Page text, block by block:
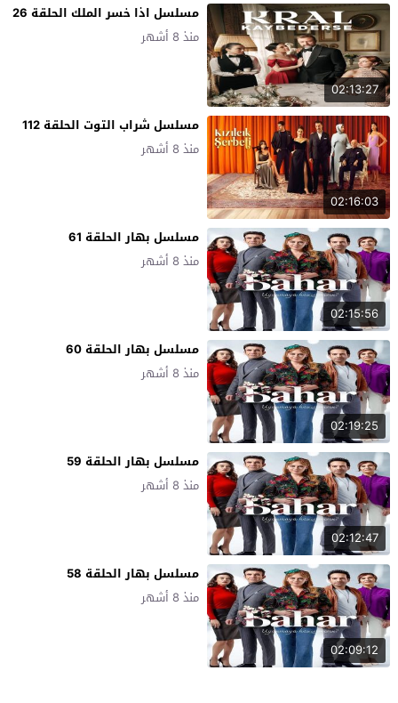
02:13:27
مسلسل اذا خسر الملك الحلقة 26
منذ 8 أشهر
02:16:03
مسلسل شراب التوت الحلقة 112
منذ 8 أشهر
02:15:56
مسلسل بهار الحلقة 61
منذ 8 أشهر
02:19:25
مسلسل بهار الحلقة 60
منذ 8 أشهر
02:12:47
مسلسل بهار الحلقة 59
منذ 8 أشهر
02:09:12
مسلسل بهار الحلقة 58
منذ 8 أشهر